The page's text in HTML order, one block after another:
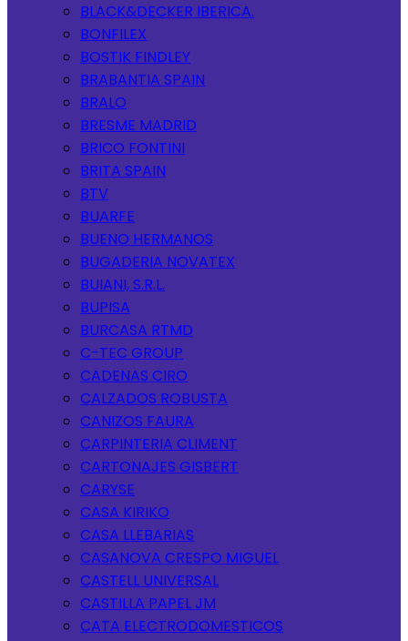
BLACK&DECKER IBERICA.
BONFILEX
BOSTIK FINDLEY
BRABANTIA SPAIN
BRALO
BRESME MADRID
BRICO FONTINI
BRITA SPAIN
BTV
BUARFE
BUENO HERMANOS
BUGADERIA NOVATEX
BUIANI, S.R.L.
BUPISA
BURCASA RTMD
C-TEC GROUP
CADENAS CIRO
CALZADOS ROBUSTA
CANIZOS FAURA
CARPINTERIA CLIMENT
CARTONAJES GISBERT
CARYSE
CASA KIRIKO
CASA LLEBARIAS
CASANOVA CRESPO MIGUEL
CASTELL UNIVERSAL
CASTILLA PAPEL JM
CATA ELECTRODOMESTICOS